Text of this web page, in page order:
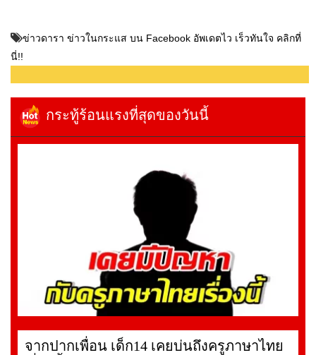
ข่าวดารา ข่าวในกระแส บน Facebook อัพเดตไว เร็วทันใจ คลิกที่
นี่!!
กระทู้ร้อนแรงที่สุดของวันนี้
จากปากเพื่อน เด็ก14 เคยบ่นถึงครูภาษาไทย